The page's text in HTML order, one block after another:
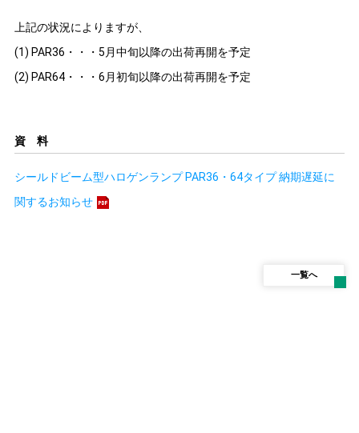
上記の状況によりますが、
(1) PAR36・・・5月中旬以降の出荷再開を予定
(2) PAR64・・・6月初旬以降の出荷再開を予定
資 料
シールドビーム型ハロゲンランプ PAR36・64タイプ 納期遅延に
関するお知らせ
一覧へ